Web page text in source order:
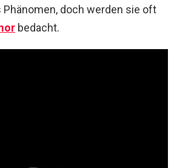
doch werden sie oft
bedacht.